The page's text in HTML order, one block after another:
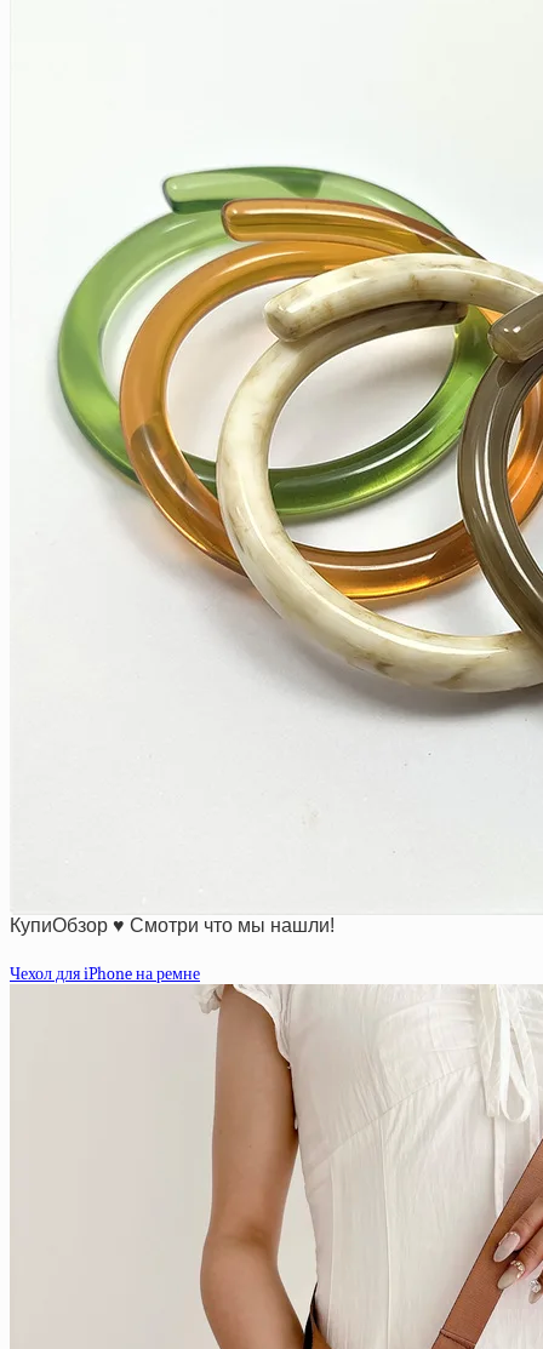
КупиОбзор ♥ Смотри что мы нашли!
Чехол для iPhone на ремне